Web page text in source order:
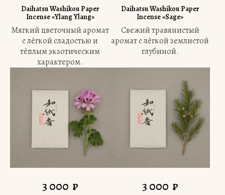
Daihatsu Washikou Paper
Incense «Ylang Ylang»
Мягкий цветочный аромат
с лёгкой сладостью и
тёплым экзотическим
характером.
Daihatsu Washikou Paper
Incense «Sage»
Свежий травянистый
аромат с лёгкой землистой
глубиной.
3 000 ₽ 3 000 ₽